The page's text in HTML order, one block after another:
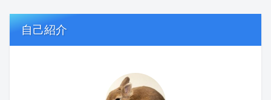
自己紹介